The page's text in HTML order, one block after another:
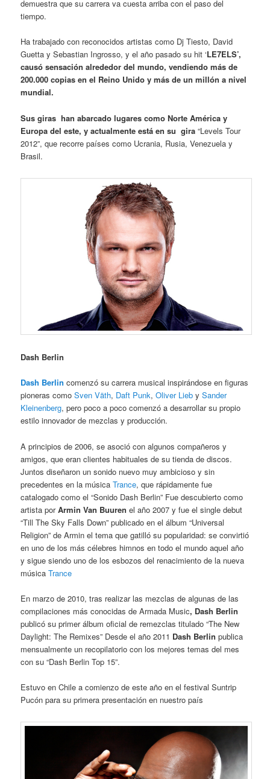
demuestra que su carrera va cuesta arriba con el paso del
tiempo.
Ha trabajado con reconocidos artistas como Dj Tiesto, David
Guetta y Sebastian Ingrosso, y el año pasado su hit ‘LE7ELS’,
causó sensación alrededor del mundo, vendiendo más de
200.000 copias en el Reino Unido y más de un millón a nivel
mundial.
Sus giras han abarcado lugares como Norte América y
Europa del este, y actualmente está en su gira“Levels Tour
2012”, que recorre países como Ucrania, Rusia, Venezuela y
Brasil.
Dash Berlin
Dash Berlin comenzó su carrera musical inspirándose en figuras
pioneras comoSven Väth, Daft Punk,Oliver Lieb ySander
Kleinenberg, pero poco a poco comenzó a desarrollar su propio
estilo innovador de mezclas y producción.
A principios de 2006, se asoció con algunos compañeros y
amigos, que eran clientes habituales de su tienda de discos.
Juntos diseñaron un sonido nuevo muy ambicioso y sin
precedentes en la músicaTrance, que rápidamente fue
catalogado como el “Sonido Dash Berlin” Fue descubierto como
artista porArmin Van Buuren el año 2007 y fue el single debut
“Till The Sky Falls Down” publicado en el álbum “Universal
Religion” de Armin el tema que gatilló su popularidad: se convirtió
en uno de los más célebres himnos en todo el mundo aquel año
y sigue siendo uno de los esbozos del renacimiento de la nueva
músicaTrance
En marzo de 2010, tras realizar las mezclas de algunas de las
compilaciones más conocidas de Armada Music, Dash Berlin
publicó su primer álbum oficial de remezclas titulado “The New
Daylight: The Remixes” Desde el año 2011 Dash Berlin publica
mensualmente un recopilatorio con los mejores temas del mes
con su “Dash Berlin Top 15”.
Estuvo en Chile a comienzo de este año en el festival Suntrip
Pucón para su primera presentación en nuestro país